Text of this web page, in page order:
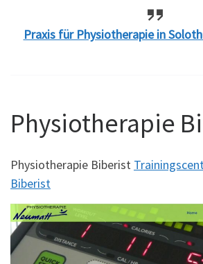
Praxis für Physiotherapie in
Physiotherapie
Physiotherapie Biberist
Biberist